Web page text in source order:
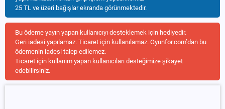
25 TL ve üzeri bağışlar ekranda görünmektedir.
Bu ödeme yayın yapan kullanıcıyı desteklemek için hediyedir.
Geri iadesi yapılamaz. Ticaret için kullanılamaz. Oyunfor.com’dan bu
ödemenin iadesi talep edilemez.
Ticaret için kullanım yapan kullanıcıları desteğimize şikayet
edebilirsiniz.